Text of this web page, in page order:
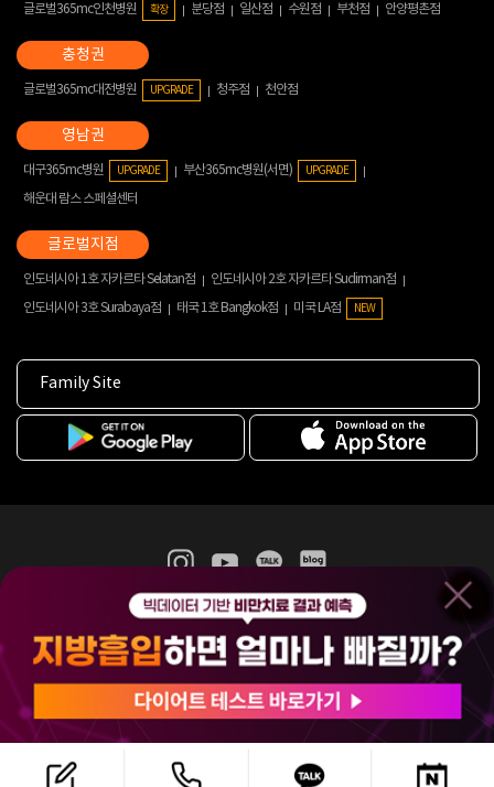
글로벌365mc인천병원 확장 분당점 일산점 수원점 부천점 안양평촌점
글로벌365mc대전병원 UPGRADE 청주점 천안점
대구365mc병원 UPGRADE 부산365mc병원(서면) UPGRADE
해운대 람스 스페셜센터
인도네시아 1호 자카르타 Selatan점
인도네시아 2호 자카르타 Sudirman점
인도네시아 3호 Surabaya점
태국 1호 Bangkok점 미국 LA점 NEW
Family Site
365mc 병·의원 이용약관
홈페이지 이용약관
비급여진료수가
(주)365mcㅣ서울특별시 서초구 서초대로52길 7, 3~4층(서초동, 제일빌딩)
120-87-04354ㅣ김남철
COPYRIGHT(C) 2025 365mc. ALL RIGHTS RESERVED.